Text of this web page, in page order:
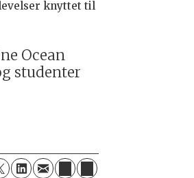
knyttet til
Ocean
studenter